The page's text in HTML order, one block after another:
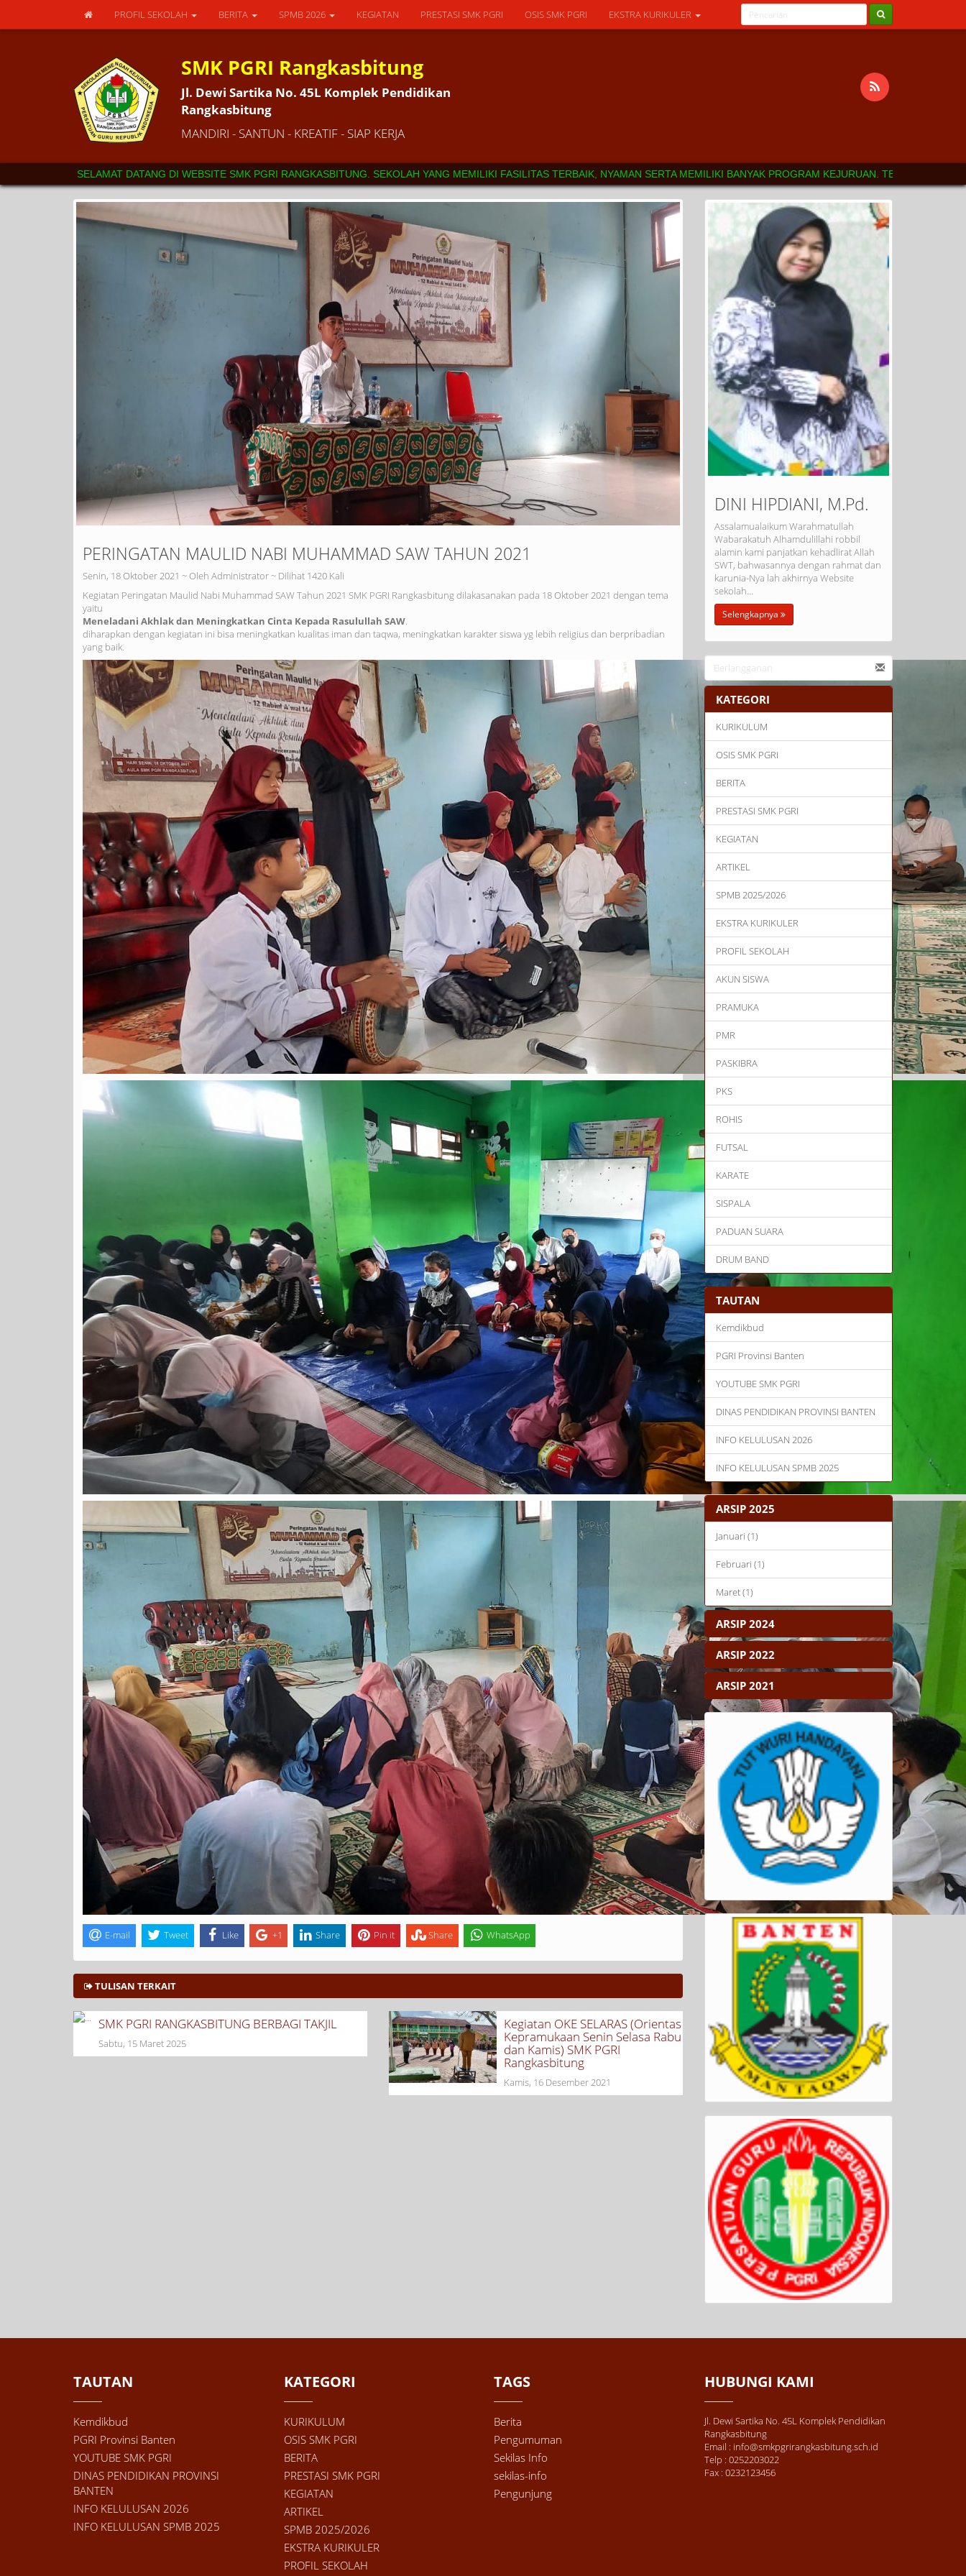
PROFIL SEKOLAH BERITA SPMB 2026 KEGIATAN PRESTASI SMK PGRI OSIS SMK PGRI EKSTRA KURIKULER
SMK PGRI Rangkasbitung
Jl. Dewi Sartika No. 45L Komplek Pendidikan
Rangkasbitung
MANDIRI - SANTUN - KREATIF - SIAP KERJA
SELAMAT DATANG DI WEBSITE SMK PGRI RANGKASBITUNG. SEKOLAH YANG MEMILIKI FASILITAS TERBAIK, NYAMAN SERTA MEMILIKI BANYAK PROGRAM KEJURUAN. TERIMAKASIH ATAS
PERINGATAN MAULID NABI MUHAMMAD SAW TAHUN 2021
Senin, 18 Oktober 2021 ~ Oleh Administrator ~ Dilihat 1420 Kali
Kegiatan Peringatan Maulid Nabi Muhammad SAW Tahun 2021 SMK PGRI Rangkasbitung dilakasanakan pada 18 Oktober 2021 dengan tema
yaitu
Meneladani Akhlak dan Meningkatkan Cinta Kepada Rasulullah SAW.
diharapkan dengan kegiatan ini bisa meningkatkan kualitas iman dan taqwa, meningkatkan karakter siswa yg lebih religius dan berpribadian
yang baik.
E-mail Tweet Like +1 Share Pin it Share WhatsApp
TULISAN TERKAIT
SMK PGRI RANGKASBITUNG BERBAGI TAKJIL
Sabtu, 15 Maret 2025
Kegiatan OKE SELARAS (Orientas
Kepramukaan Senin Selasa Rabu
dan Kamis) SMK PGRI
Rangkasbitung
Kamis, 16 Desember 2021
DINI HIPDIANI, M.Pd.
Assalamualaikum Warahmatullah
Wabarakatuh Alhamdulillahi robbil
alamin kami panjatkan kehadlirat Allah
SWT, bahwasannya dengan rahmat dan
karunia-Nya lah akhirnya Website
sekolah…
Selengkapnya
KATEGORI
KURIKULUM
OSIS SMK PGRI
BERITA
PRESTASI SMK PGRI
KEGIATAN
ARTIKEL
SPMB 2025/2026
EKSTRA KURIKULER
PROFIL SEKOLAH
AKUN SISWA
PRAMUKA
PMR
PASKIBRA
PKS
ROHIS
FUTSAL
KARATE
SISPALA
PADUAN SUARA
DRUM BAND
TAUTAN
Kemdikbud
PGRI Provinsi Banten
YOUTUBE SMK PGRI
DINAS PENDIDIKAN PROVINSI BANTEN
INFO KELULUSAN 2026
INFO KELULUSAN SPMB 2025
ARSIP 2025
Januari (1)
Februari (1)
Maret (1)
ARSIP 2024
ARSIP 2022
ARSIP 2021
TAUTAN
Kemdikbud
PGRI Provinsi Banten
YOUTUBE SMK PGRI
DINAS PENDIDIKAN PROVINSI
BANTEN
INFO KELULUSAN 2026
INFO KELULUSAN SPMB 2025
KATEGORI
KURIKULUM
OSIS SMK PGRI
BERITA
PRESTASI SMK PGRI
KEGIATAN
ARTIKEL
SPMB 2025/2026
EKSTRA KURIKULER
PROFIL SEKOLAH
TAGS
Berita
Pengumuman
Sekilas Info
sekilas-info
Pengunjung
HUBUNGI KAMI
Jl. Dewi Sartika No. 45L Komplek Pendidikan
Rangkasbitung
Email : info@smkpgrirangkasbitung.sch.id
Telp : 0252203022
Fax : 0232123456